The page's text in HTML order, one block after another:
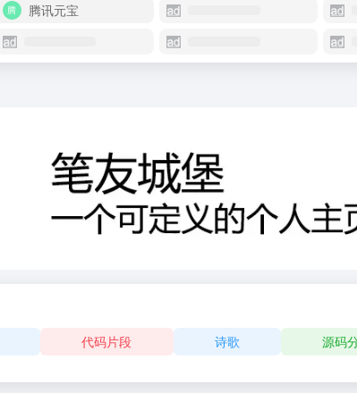
腾讯元宝
代码片段 诗歌 源码